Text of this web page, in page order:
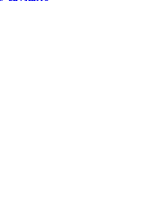
miccionais.